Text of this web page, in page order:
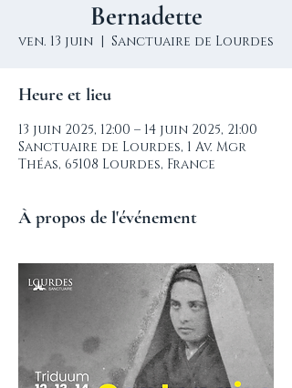
Bernadette
ven. 13 juin
  |
Sanctuaire de Lourdes
Heure et lieu
13 juin 2025, 12:00 – 14 juin 2025, 21:00
Sanctuaire de Lourdes, 1 Av. Mgr
Théas, 65108 Lourdes, France
À propos de l'événement